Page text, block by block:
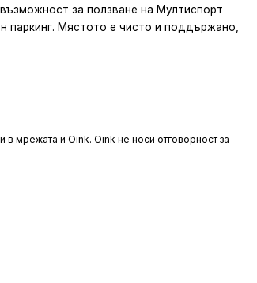
за ползване на Мултиспорт
паркинг. Мястото е чисто и поддържано,
мрежата и Oink. Oink не носи отговорност за